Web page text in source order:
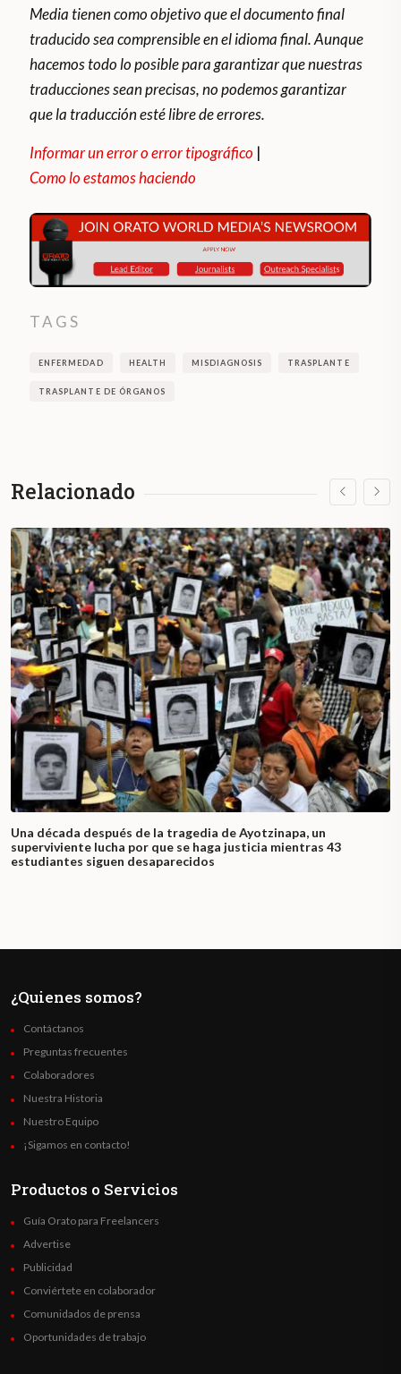
Media tienen como objetivo que el documento final
traducido sea comprensible en el idioma final. Aunque
hacemos todo lo posible para garantizar que nuestras
traducciones sean precisas, no podemos garantizar
que la traducción esté libre de errores.
Informar un error o error tipográfico |
Como lo estamos haciendo
TAGS
ENFERMEDAD HEALTH MISDIAGNOSIS TRASPLANTE
TRASPLANTE DE ÓRGANOS
Relacionado
Una década después de la tragedia de Ayotzinapa, un
superviviente lucha por que se haga justicia mientras 43
estudiantes siguen desaparecidos
¿Quienes somos?
Contáctanos
Preguntas frecuentes
Colaboradores
Nuestra Historia
Nuestro Equipo
¡Sigamos en contacto!
Productos o Servicios
Guía Orato para Freelancers
Advertise
Publicidad
Conviértete en colaborador
Comunidados de prensa
Oportunidades de trabajo